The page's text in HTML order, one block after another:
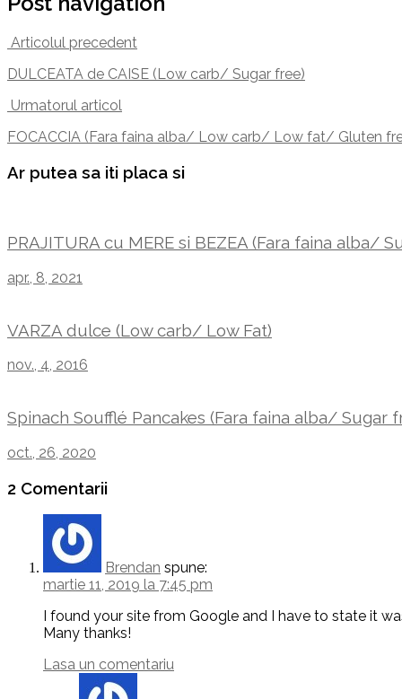
Articolul precedent
DULCEATA de CAISE (Low carb/ Sugar free)
Urmatorul articol
FOCACCIA (Fara faina alba/ Low carb/ Low fat/ Gluten
Ar putea sa iti placa si
PRAJITURA cu MERE si BEZEA (Fara faina
apr., 8, 2021
VARZA dulce (Low carb/ Low Fat)
nov., 4, 2016
Spinach Soufflé Pancakes (Fara faina alba/
oct., 26, 2020
2 Comentarii
Brendan spune:
martie 11, 2019 la 7:45 pm
I found your site from Google and I have to state it
Many thanks!
Lasa un comentariu